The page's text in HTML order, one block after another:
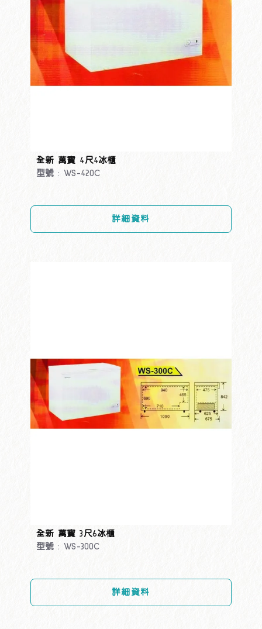
全新 萬寶 4尺4冰櫃
型號 : WS-420C
詳細資料
全新 萬寶 3尺6冰櫃
型號 : WS-300C
詳細資料